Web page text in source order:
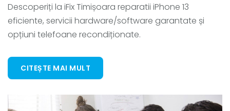
Descoperiți la iFix Timișoara reparatii iPhone 13
eficiente, servicii hardware/software garantate și
opțiuni telefoane recondiționate.
CITEȘTE MAI MULT